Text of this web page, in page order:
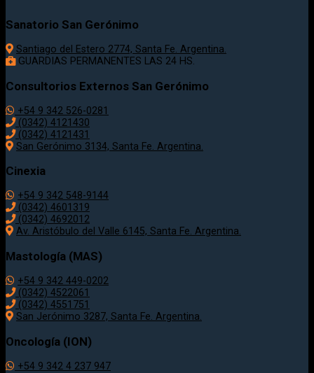
Sanatorio San Gerónimo
Santiago del Estero 2774, Santa Fe. Argentina.
GUARDIAS PERMANENTES LAS 24 HS.
Consultorios Externos San Gerónimo
+54 9 342 526-0281
(0342) 4121430
(0342) 4121431
San Gerónimo 3134, Santa Fe. Argentina.
Cinexia
+54 9 342 548-9144
(0342) 4601319
(0342) 4692012
Av. Aristóbulo del Valle 6145, Santa Fe. Argentina.
Mastología (MAS)
+54 9 342 449-0202
(0342) 4522061
(0342) 4551751
San Jerónimo 3287, Santa Fe. Argentina.
Oncología (ION)
+54 9 342 4 237 947